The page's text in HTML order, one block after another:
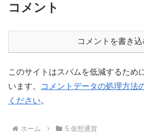
コメント
コメントを書き込
このサイトはスパムを低減するため
います。
コメントデータの処理方法
ください。
ホーム 5.仮想通貨